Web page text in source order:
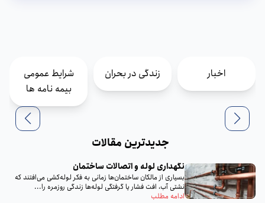
اخبار زندگی در بحران
شرایط عمومی
بیمه نامه ها
جدیدترین مقالات
نگهداری لوله و اتصالات ساختمان
بسیاری از مالکان ساختمان‌ها زمانی به فکر لوله‌کشی می‌افتند که
نشتی آب، افت فشار یا گرفتگی لوله‌ها زندگی روزمره را...
ادامه مطلب